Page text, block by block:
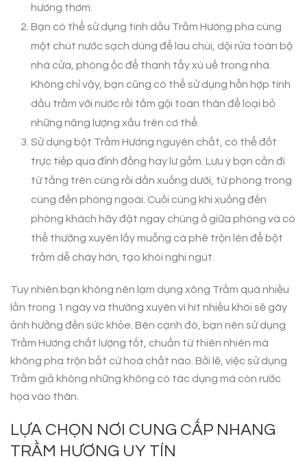
hương thơm.
Bạn có thể sử dụng tinh dầu Trầm Hương pha cùng
một chút nước sạch dùng để lau chùi, dội rửa toàn bộ
nhà cửa, phòng ốc để thanh tẩy xú uế trong nhà.
Không chỉ vậy, bạn cũng có thể sử dụng hỗn hợp tinh
dầu trầm với nước rồi tắm gội toàn thân để loại bỏ
những năng lượng xấu trên cơ thể.
Sử dụng bột Trầm Hương nguyên chất, có thể đốt
trực tiếp qua đỉnh đồng hay lư gốm. Lưu ý bạn cần đi
từ tầng trên cùng rồi dần xuống dưới, từ phòng trong
cùng đến phòng ngoài. Cuối cùng khi xuống đến
phòng khách hãy đặt ngay chúng ở giữa phòng và có
thể thường xuyên lấy muỗng cà phê trộn lên để bột
trầm dễ cháy hơn, tạo khói nghi ngút.
Tuy nhiên bạn không nên lạm dụng xông Trầm quá nhiều
lần trong 1 ngày và thường xuyên vì hít nhiều khói sẽ gây
ảnh hưởng đến sức khỏe. Bên cạnh đó, bạn nên sử dụng
Trầm Hương chất lượng tốt, chuẩn từ thiên nhiên mà
không pha trộn bất cứ hoá chất nào. Bởi lẽ, việc sử dụng
Trầm giả không những không có tác dụng mà còn rước
họa vào thân.
LỰA CHỌN NƠI CUNG CẤP NHANG
TRẦM HƯƠNG UY TÍN